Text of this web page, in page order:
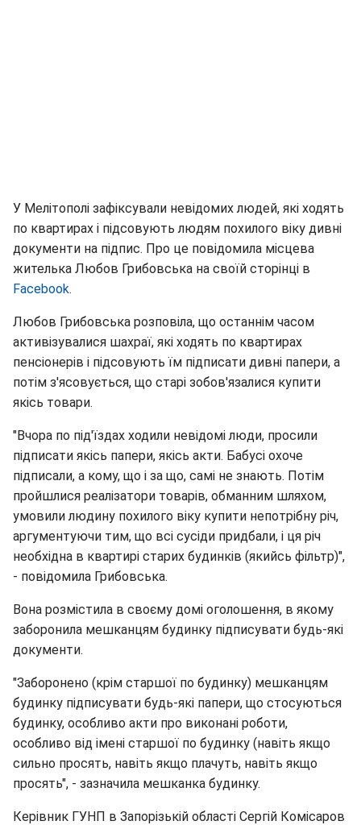
У Мелітополі зафіксували невідомих людей, які ходять
по квартирах і підсовують людям похилого віку дивні
документи на підпис. Про це повідомила місцева
жителька Любов Грибовська на своїй сторінці в
Facebook.
Любов Грибовська розповіла, що останнім часом
активізувалися шахраї, які ходять по квартирах
пенсіонерів і підсовують їм підписати дивні папери, а
потім з'ясовується, що старі зобов'язалися купити
якісь товари.
"Вчора по під'їздах ходили невідомі люди, просили
підписати якісь папери, якісь акти. Бабусі охоче
підписали, а кому, що і за що, самі не знають. Потім
пройшлися реалізатори товарів, обманним шляхом,
умовили людину похилого віку купити непотрібну річ,
аргументуючи тим, що всі сусіди придбали, і ця річ
необхідна в квартирі старих будинків (якийсь фільтр)",
- повідомила Грибовська.
Вона розмістила в своєму домі оголошення, в якому
заборонила мешканцям будинку підписувати будь-які
документи.
"Заборонено (крім старшої по будинку) мешканцям
будинку підписувати будь-які папери, що стосуються
будинку, особливо акти про виконані роботи,
особливо від імені старшої по будинку (навіть якщо
сильно просять, навіть якщо плачуть, навіть якщо
просять", - зазначила мешканка будинку.
Керівник ГУНП в Запорізькій області Сергій Комісаров